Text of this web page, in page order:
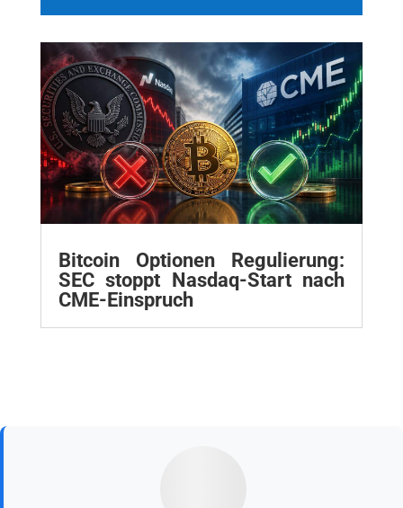
Bitcoin Optionen Regulierung:
SEC stoppt Nasdaq-Start nach
CME-Einspruch